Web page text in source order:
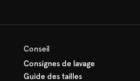
Conseil
Consignes de lavage
Guide des tailles